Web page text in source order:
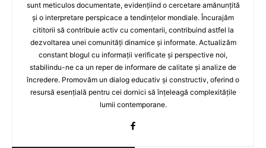
sunt meticulos documentate, evidențiind o cercetare amănunțită
și o interpretare perspicace a tendințelor mondiale. Încurajăm
cititorii să contribuie activ cu comentarii, contribuind astfel la
dezvoltarea unei comunități dinamice și informate. Actualizăm
constant blogul cu informații verificate și perspective noi,
stabilindu-ne ca un reper de informare de calitate și analize de
încredere. Promovăm un dialog educativ și constructiv, oferind o
resursă esențială pentru cei dornici să înțeleagă complexitățile
lumii contemporane.